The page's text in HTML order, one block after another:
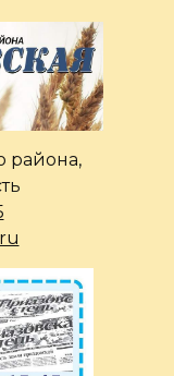
района,